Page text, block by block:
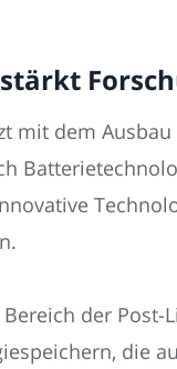
stärkt
mit dem
der
die